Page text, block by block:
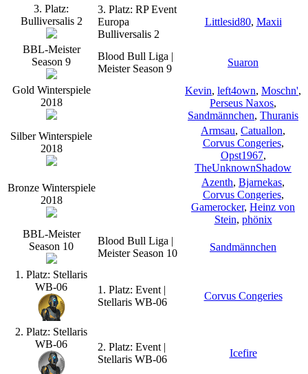
3. Platz:
Bulliversalis 2
3. Platz: RP Event
Europa
Bulliversalis 2
Littlesid80, Maxii
BBL-Meister
Season 9
Blood Bull Liga |
Meister Season 9
Suaron
Gold Winterspiele
2018
Kevin, left4own, Moschn',
Perseus Naxos,
Sandmännchen, Thuranis
Silber Winterspiele
2018
Armsau, Catuallon,
Corvus Congeries,
Opst1967,
TheUnknownShadow
Bronze Winterspiele
2018
Azenth, Bjarnekas,
Corvus Congeries,
Gamerocker, Heinz von
Stein, phönix
BBL-Meister
Season 10
Blood Bull Liga |
Meister Season 10
Sandmännchen
1. Platz: Stellaris
WB-06
1. Platz: Event |
Stellaris WB-06
Corvus Congeries
2. Platz: Stellaris
WB-06
2. Platz: Event |
Stellaris WB-06
Icefire